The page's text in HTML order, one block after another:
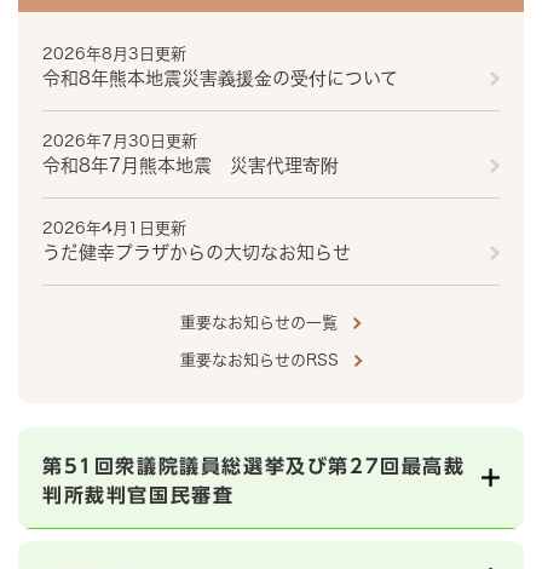
2026年8月3日更新
令和8年熊本地震災害義援金の受付について
2026年7月30日更新
令和8年7月熊本地震 災害代理寄附
2026年4月1日更新
うだ健幸プラザからの大切なお知らせ
重要なお知らせの一覧
重要なお知らせのRSS
第51回衆議院議員総選挙及び第27回最高裁
判所裁判官国民審査